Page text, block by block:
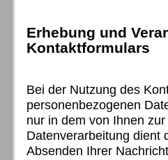
Erhebung und
Kontaktformulars
Bei der Nutzung des
personenbezogenen
nur in dem von Ihnen
Datenverarbeitung dient
Absenden Ihrer